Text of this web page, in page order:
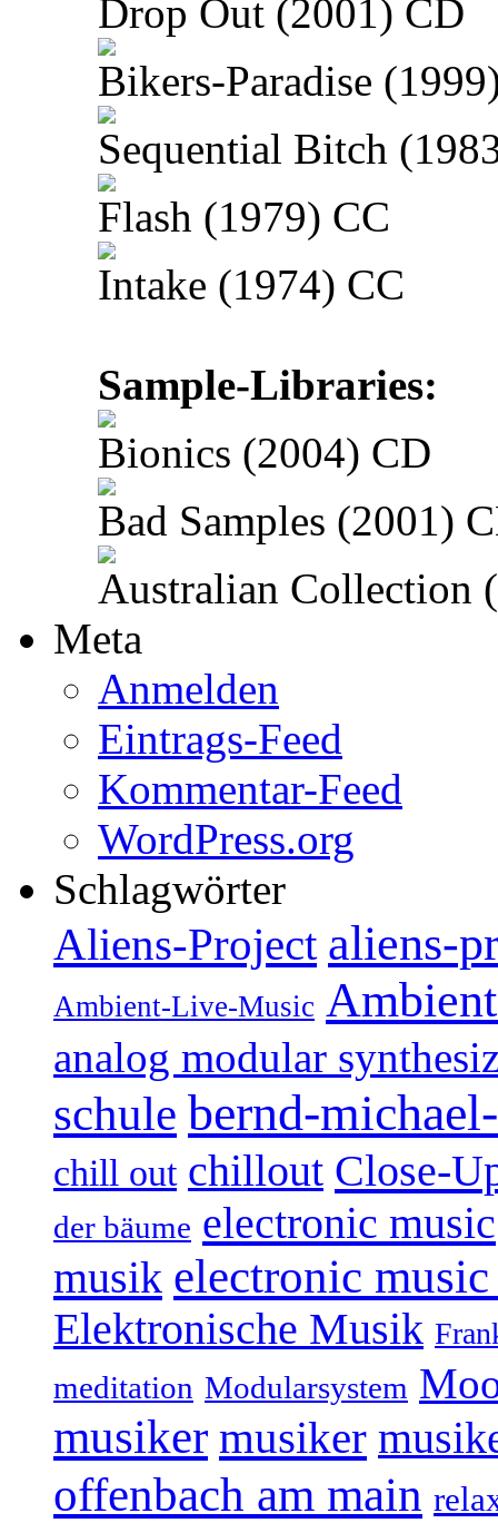
Drop Out (2001) CD
Bikers-Paradise
Sequential Bitch
Flash (1979) CC
Intake (1974) CC
Sample-Libraries:
Bionics (2004) CD
Bad Samples (2001)
Australian Collection
Meta
Anmelden
Eintrags-Feed
Kommentar-Feed
WordPress.org
Schlagwörter
Aliens-Project aliens-
Ambient-Live-Music
analog modular
schule bernd-
chill out chillout Close-
der bäume electronic music
musik electronic
Elektronische Musik
meditation Modularsystem
musiker musiker
offenbach am main